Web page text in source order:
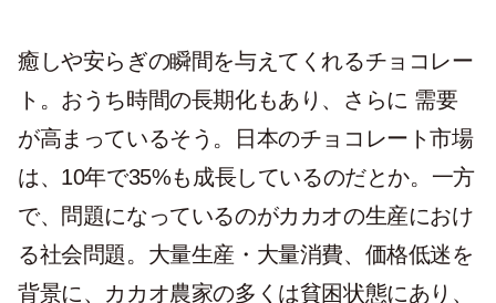
癒しや安らぎの瞬間を与えてくれるチョコレー
ト。おうち時間の長期化もあり、さらに 需要
が高まっているそう。日本のチョコレート市場
は、10年で35%も成長しているのだとか。一方
で、問題になっているのがカカオの生産におけ
る社会問題。大量生産・大量消費、価格低迷を
背景に、カカオ農家の多くは貧困状態にあり、